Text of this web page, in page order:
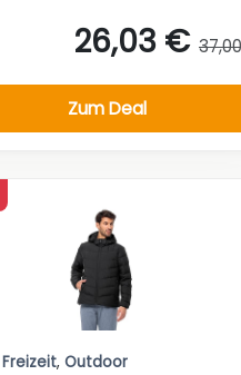
26,03 €
Zum Deal
Freizeit, Outdoor